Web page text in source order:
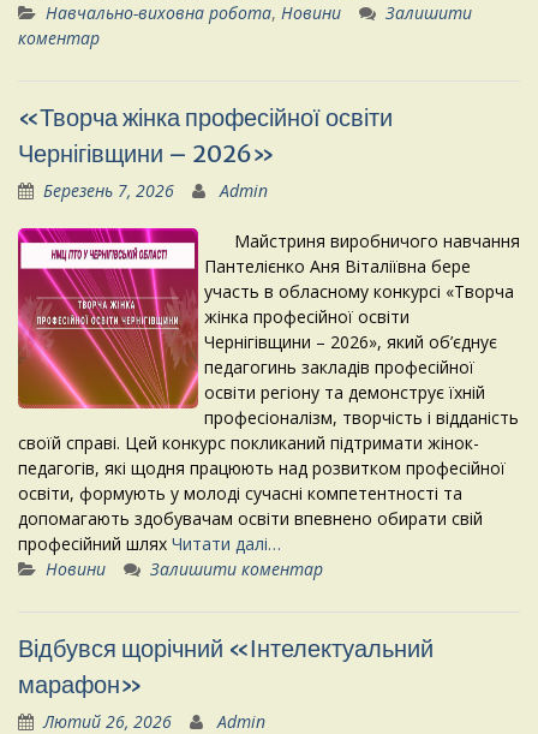
Навчально-виховна робота, Новини
Залишити
коментар
«Творча жінка професійної освіти
Чернігівщини – 2026»
Березень 7, 2026 Admin
Майстриня виробничого навчання
Пантелієнко Аня Віталіївна бере
участь в обласному конкурсі «Творча
жінка професійної освіти
Чернігівщини – 2026», який об’єднує
педагогинь закладів професійної
освіти регіону та демонструє їхній
професіоналізм, творчість і відданість
своїй справі. Цей конкурс покликаний підтримати жінок-
педагогів, які щодня працюють над розвитком професійної
освіти, формують у молоді сучасні компетентності та
допомагають здобувачам освіти впевнено обирати свій
професійний шлях Читати далі…
Новини
Залишити коментар
Відбувся щорічний «Інтелектуальний
марафон»
Лютий 26, 2026 Admin